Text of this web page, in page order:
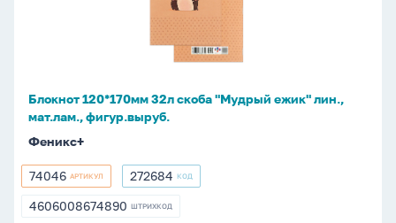
фигур.выруб.
Блокнот 120*170мм 32л скоба "Мудрый ежик" лин.,
мат.лам., фигур.выруб.
Феникс+
74046
74046 АРТИКУЛ 272684
272684 КОД
4606008674890
4606008674890 ШТРИХКОД